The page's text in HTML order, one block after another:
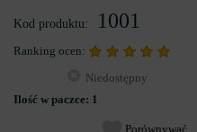
Kod produktu: 1001
Ranking ocen:
Niedostępny
Ilość w paczce: 1
Porównywać